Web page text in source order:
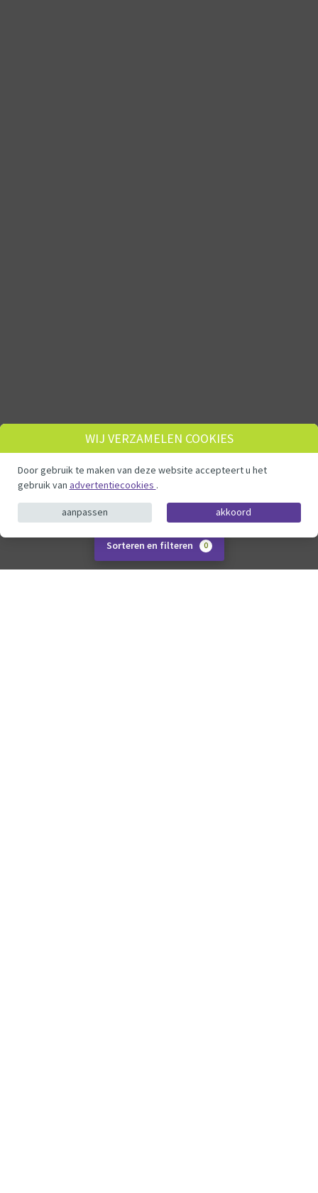
Sorteren en filteren 0
WIJ VERZAMELEN COOKIES
Door gebruik te maken van deze website accepteert u het
gebruik van advertentiecookies .
aanpassen akkoord